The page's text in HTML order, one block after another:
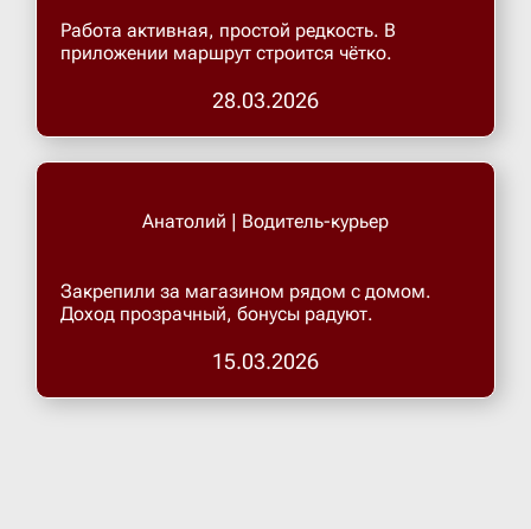
Работа активная, простой редкость. В
приложении маршрут строится чётко.
28.03.2026
Анатолий | Водитель-курьер
Закрепили за магазином рядом с домом.
Доход прозрачный, бонусы радуют.
15.03.2026